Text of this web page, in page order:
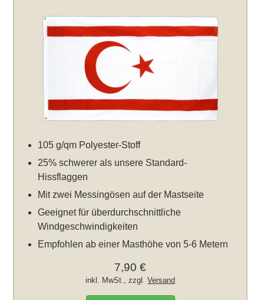
105 g/qm Polyester-Stoff
25% schwerer als unsere Standard-
Hissflaggen
Mit zwei Messingösen auf der Mastseite
Geeignet für überdurchschnittliche
Windgeschwindigkeiten
Empfohlen ab einer Masthöhe von 5-6 Metern
7,90 €
inkl. MwSt., zzgl.Versand